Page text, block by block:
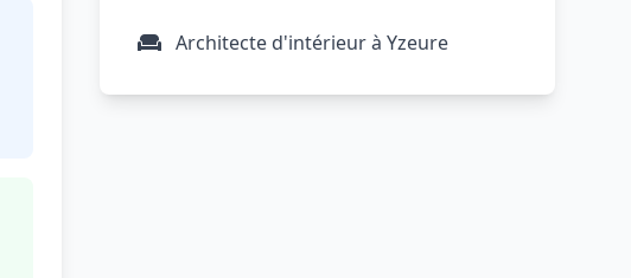
Architecte d'intérieur à Yzeure